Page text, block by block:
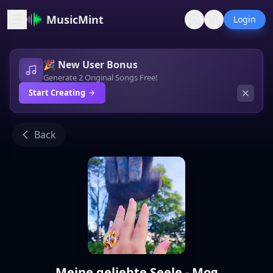
MusicMint Login
🎉 New User Bonus
Generate 2 Original Songs Free!
Start Creating
Back